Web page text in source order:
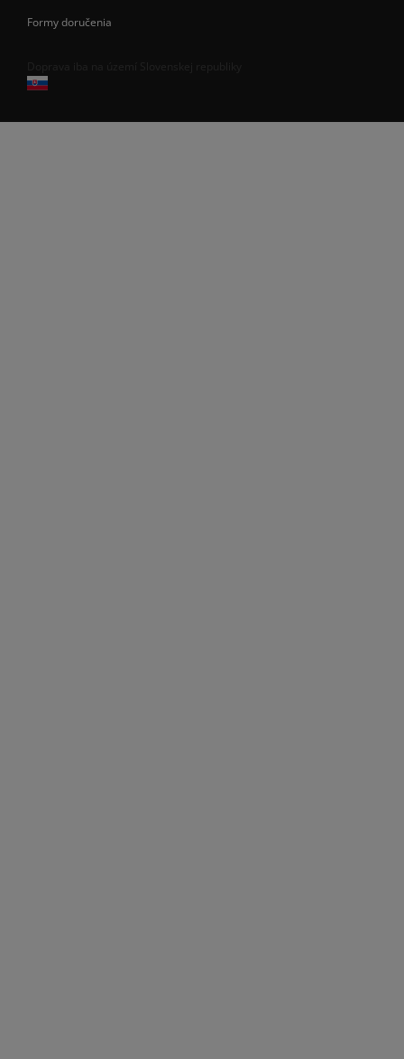
Formy doručenia